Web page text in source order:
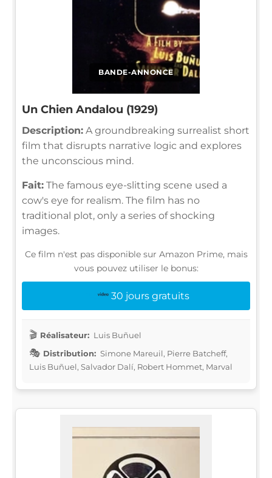
BANDE-ANNONCE
Un Chien Andalou (1929)
Description: A groundbreaking surrealist short
film that disrupts narrative logic and explores
the unconscious mind.
Fait: The famous eye-slitting scene used a
cow's eye for realism. The film has no
traditional plot, only a series of shocking
images.
Ce film n'est pas disponible sur Amazon Prime, mais
vous pouvez utiliser le bonus:
30 jours gratuits
Réalisateur: Luis Buñuel
Distribution: Simone Mareuil, Pierre Batcheff,
Luis Buñuel, Salvador Dalí, Robert Hommet, Marval